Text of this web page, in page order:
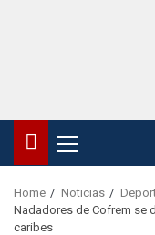
Home Noticias
Nadadores de Cofrem se
caribes